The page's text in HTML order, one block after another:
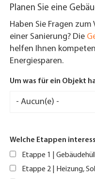
Planen Sie eine
Haben Sie Fragen
einer Sanierung? Die
helfen Ihnen
Energiesparen.
Um was für ein Objekt
Welche Etappen
Etappe 1 |
Etappe 2 | Heizung,